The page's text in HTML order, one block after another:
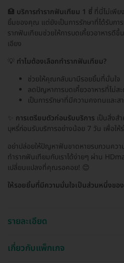
🏥 บริการทำรากฟันเทียม 1 ซี่ ที่นี่ไม่เพีย
ยิ้มของคุณ แต่ยังเป็นการรักษาที่ได้รับกา
รากฟันเทียมช่วยให้การบดเคี้ยวอาหารดี
เอียง
💡 ทำไมต้องเลือกทำรากฟันเทียม?
ช่วยให้คุณกลับมามีรอยยิ้มที่มั่นใจ
ลดปัญหาการบดเคี้ยวอาหารที่ไม่ส
เป็นการรักษาที่มีความคงทนและส
การเตรียมตัวก่อนรับบริการ เป็นสิ่งส
บุหรี่ก่อนรับบริการอย่างน้อย 7 วัน เพื่อให้
อย่าปล่อยให้ปัญหาฟันขาดหายรบกวนคว
ทำรากฟันเทียมกับเราได้ง่ายๆ ผ่าน
เปลี่ยนแปลงที่คุณรอคอย! 😊
ให้รอยยิ้มที่มีความมั่นใจเป็นส่วนหนึ่งข
รายละเอียด
เกี่ยวกับแพ็กเกจ